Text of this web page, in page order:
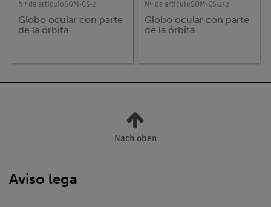
Nº de artículoSOM-CS-2
Globo ocular con parte
de la órbita
Nº de artículoSOM-CS-2/2
Globo ocular con parte
de la órbita
Nach oben
Aviso lega